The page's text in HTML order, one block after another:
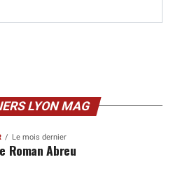
LYON MAG
Le mois dernier
Roman Abreu